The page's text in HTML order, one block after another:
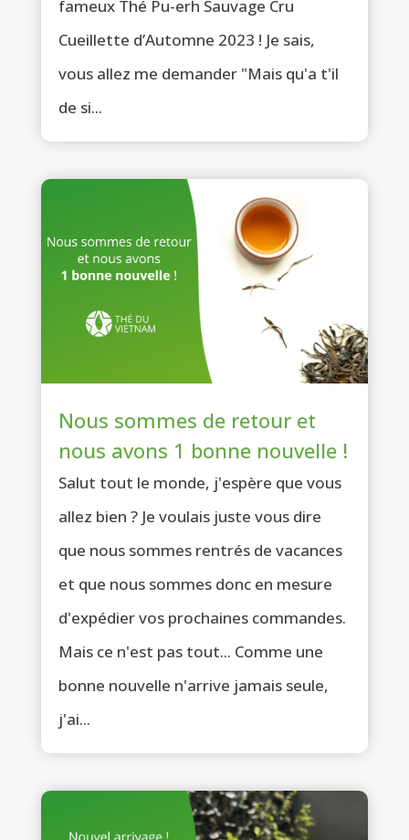
fameux Thé Pu-erh Sauvage Cru
Cueillette d’Automne 2023 ! Je sais,
vous allez me demander "Mais qu'a t'il
de si...
Nous sommes de retour et
nous avons 1 bonne nouvelle !
Salut tout le monde, j'espère que vous
allez bien ? Je voulais juste vous dire
que nous sommes rentrés de vacances
et que nous sommes donc en mesure
d'expédier vos prochaines commandes.
Mais ce n'est pas tout... Comme une
bonne nouvelle n'arrive jamais seule,
j'ai...